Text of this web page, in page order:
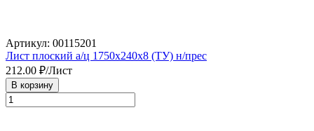
Артикул: 00115201
Лист плоский а/ц 1750х240х8 (ТУ) н/прес
212.00 ₽/Лист
В корзину